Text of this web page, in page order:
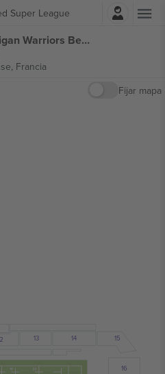
Super League
Iniciar sesión
Toulouse Olympique vs Wigan Warriors Betfred Super League entradas
Francia
Fijar mapa
14 15
16
13